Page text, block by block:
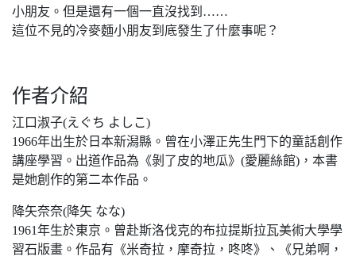
小朋友。但是還有一個一直沒找到……
這位不見的冷麥麵小朋友到底發生了什麼事呢？
作者介紹
江口淑子(えぐち よしこ)
1966年出生於日本新潟縣。曾在小澤正先生門下的童話創作
講座學習。出道作品為《剝了皮的地瓜》(愛麗絲館)，本書
是她創作的第二本作品。
降矢奈奈(降矢 なな)
1961年生於東京。曾赴斯洛伐克的布拉提斯拉瓦美術大學學
習石版畫。作品有《米奇拉，摩奇拉，咚咚》、《兄弟啊，